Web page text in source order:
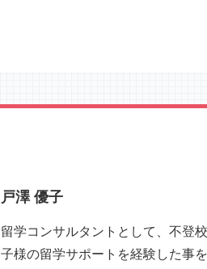
戸澤 優子
留学コンサルタントとして、不登
子様の留学サポートを経験した事